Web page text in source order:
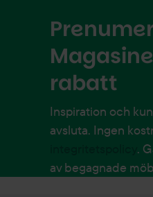
rabatt
Inspiration och
avsluta. Ingen
.
av begagnade